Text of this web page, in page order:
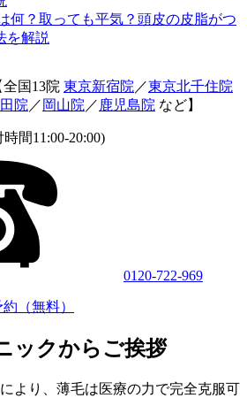
何？取っても平気？頭皮の皮脂がつ
を解説
国13院 東京新宿院 ／東京北千住院
院 ／ 岡山院 ／ 鹿児島院 など】
間11:00-20:00)
0120-722-969
（無料）
ックからご挨拶
より、薄毛は医療の力で完全克服可